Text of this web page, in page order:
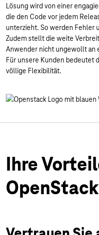
Lösung wird von einer
die den Code vor jedem
unterzieht. So werden Fehler
Zudem stellt die weite
Anwender nicht ungewollt an
Für unsere Kunden bedeutet
völlige Flexibilität.
Ihre
OpenStack